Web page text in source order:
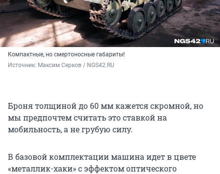
Компактные, но смертоносные габариты!
Источник: Максим Серков / NGS42.RU
Броня толщиной до 60 ммкажется скромной, но
мы предпочтем считать это ставкой на
мобильность, а не грубую силу.
В базовой комплектации машина идет в цвете
«металлик-хаки» с эффектом оптического